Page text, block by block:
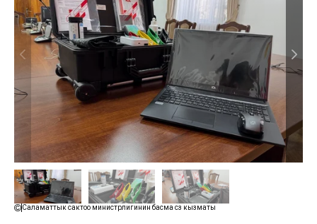
Саламаттык сактоо министрлигинин басма сөз кызматы